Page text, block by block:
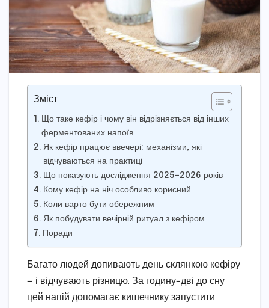
Зміст
Що таке кефір і чому він відрізняється від інших
ферментованих напоїв
Як кефір працює ввечері: механізми, які
відчуваються на практиці
Що показують дослідження 2025–2026 років
Кому кефір на ніч особливо корисний
Коли варто бути обережним
Як побудувати вечірній ритуал з кефіром
Поради
Багато людей допивають день склянкою кефіру
— і відчувають різницю. За годину-дві до сну
цей напій допомагає кишечнику запустити